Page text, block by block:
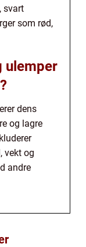
svart
som rød,
ulemper
dens
og lagre
vekt og
andre